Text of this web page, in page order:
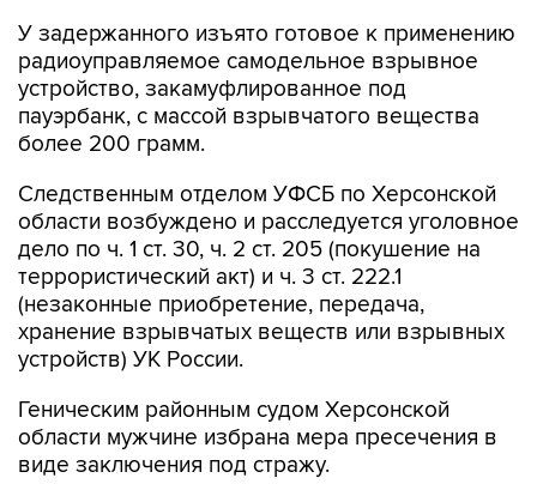
У задержанного изъято готовое к применению
радиоуправляемое самодельное взрывное
устройство, закамуфлированное под
пауэрбанк, с массой взрывчатого вещества
более 200 грамм.
Следственным отделом УФСБ по Херсонской
области возбуждено и расследуется уголовное
дело по ч. 1 ст. 30, ч. 2 ст. 205 (покушение на
террористический акт) и ч. 3 ст. 222.1
(незаконные приобретение, передача,
хранение взрывчатых веществ или взрывных
устройств) УК России.
Геническим районным судом Херсонской
области мужчине избрана мера пресечения в
виде заключения под стражу.